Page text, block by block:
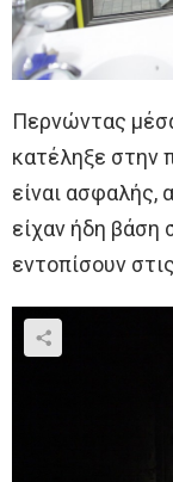
Περνώντας
κατέληξε στην
είναι ασφαλής,
είχαν ήδη βάση
εντοπίσουν